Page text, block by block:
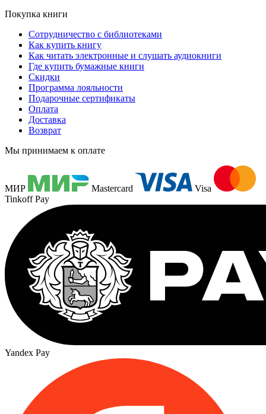
Покупка книги
Сотрудничество с библиотеками
Как купить книгу
Как читать электронные и слушать аудиокниги
Где купить бумажные книги
Скидки
Программа лояльности
Подарочные сертификаты
Оплата
Доставка
Возврат
Мы принимаем к оплате
МИР Mastercard
Visa
Tinkoff Pay
Yandex Pay